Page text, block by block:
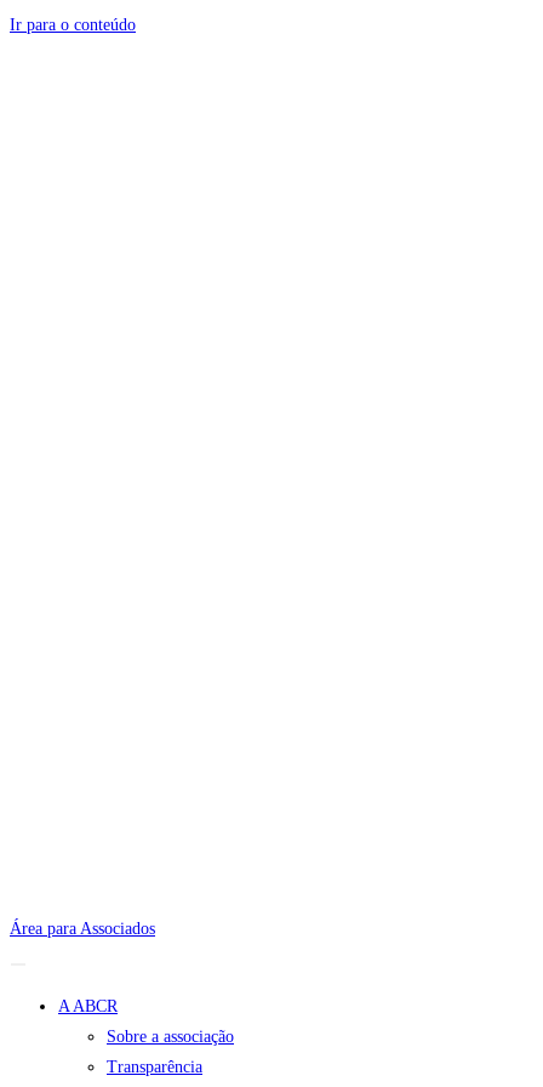
Ir para o conteúdo
Área para Associados
A ABCR
Sobre a associação
Transparência